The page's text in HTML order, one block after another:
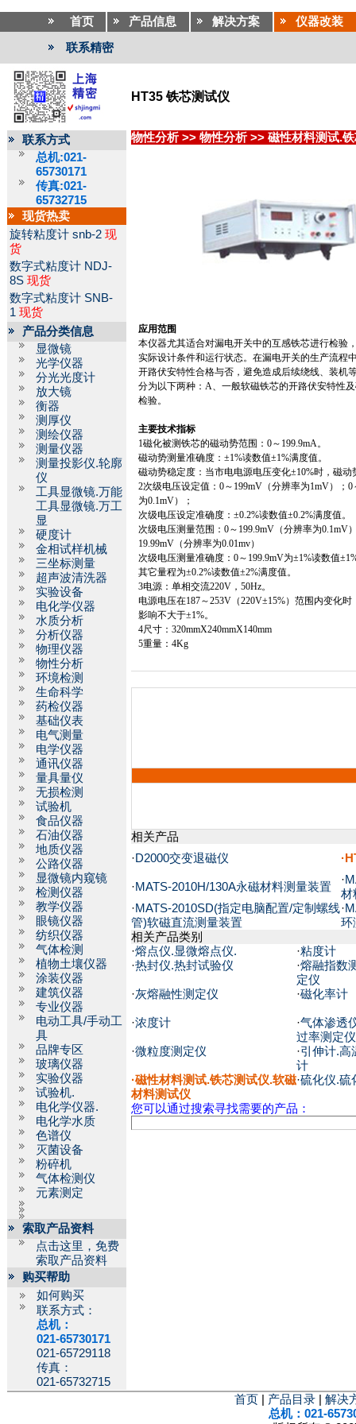
首页 产品信息 解决方案 仪器改装
联系精密
HT35 铁芯测试仪
联系方式
总机:021-
65730171
传真:021-
65732715
现货热卖
旋转粘度计 snb-2 现
货
数字式粘度计 NDJ-
8S 现货
数字式粘度计 SNB-
1 现货
产品分类信息
显微镜
光学仪器
分光光度计
放大镜
衡器
测厚仪
测绘仪器
测量仪器
测量投影仪.轮廓
仪
工具显微镜.万能
工具显微镜.万工
显
硬度计
金相试样机械
三坐标测量
超声波清洗器
实验设备
电化学仪器
水质分析
分析仪器
物理仪器
物性分析
环境检测
生命科学
药检仪器
基础仪表
电气测量
电学仪器
通讯仪器
量具量仪
无损检测
试验机
食品仪器
石油仪器
地质仪器
公路仪器
显微镜内窥镜
检测仪器
教学仪器
眼镜仪器
纺织仪器
气体检测
植物土壤仪器
涂装仪器
建筑仪器
专业仪器
电动工具/手动工
具
品牌专区
玻璃仪器
实验仪器
试验机.
电化学仪器.
电化学水质
色谱仪
灭菌设备
粉碎机
气体检测仪
元素测定
索取产品资料
点击这里，免费
索取产品资料
购买帮助
如何购买
联系方式：
总机：
021-65730171
021-65729118
传真：
021-65732715
物性分析 >> 物性分析 >> 磁性材料测试.
应用范围
本仪器尤其适合对漏电开关中的互感铁芯进行检验
实际设计条件和运行状态。在漏电开关的生产流程
开路伏安特性合格与否，避免造成后续绕线、装机
分为以下两种：A、一般软磁铁芯的开路伏安特性
检验。
主要技术指标
1磁化被测铁芯的磁动势范围：0～ 199.9mA。
磁动势测量准确度：±1%读数值±1%满度值。
磁动势稳定度：当市电电源电压变化±10%时，磁动
2次级电压设定值：0～ 199mV （分辨率为1mV）；0
为0.1mV）；
次级电压设定准确度：±0.2%读数值±0.2%满度值。
次级电压测量范围：0～ 199.9mV （分辨率为0.1mV
19.99mV （分辨率为0.01mv）
次级电压测量准确度：0～ 199.9mV为±1%读数值±
其它量程为±0.2%读数值±2%满度值。
3电源：单相交流220V ，50Hz。
电源电压在187～253V （220V±15%）范围内变化
影响不大于±1%。
4尺寸：320mmX240mmX140mm
5重量：4Kg
相关产品
·D2000交变退磁仪
·MATS-2010H/130A永磁材料测量装置
·
材
·MATS-2010SD(指定电脑配置/定制螺线
管)软磁直流测量装置
·
环
相关产品类别
·熔点仪.显微熔点仪. ·粘度计
·热封仪.热封试验仪 ·熔融指数
定仪
·灰熔融性测定仪 ·磁化率计
·浓度计 ·气体渗透
过率测定仪
·微粒度测定仪 ·引伸计.高
计
·磁性材料测试.铁芯测试仪.软磁
材料测试仪
·硫化仪.硫
您可以通过搜索寻找需要的产品：
首页 产品目录
解决
总机：021-